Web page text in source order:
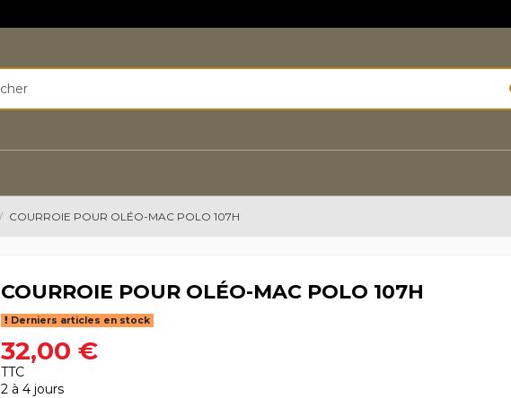
COURROIE POUR OLÉO-MAC POLO 107H
COURROIE POUR OLÉO-MAC POLO 107H
Derniers articles en stock
32,00 €
TTC
2 à 4 jours